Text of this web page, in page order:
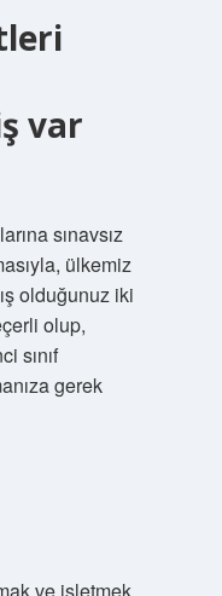
var
sınavsız
ülkemiz
olduğunuz iki
olup,
sınıf
gerek